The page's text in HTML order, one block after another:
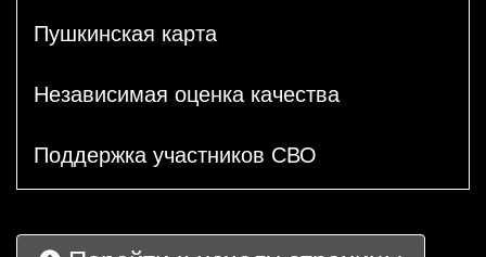
Пушкинская карта
Независимая оценка качества
Поддержка участников СВО